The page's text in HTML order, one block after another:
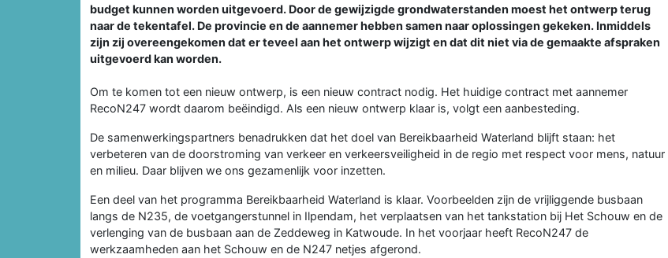
budget kunnen worden uitgevoerd. Door de gewijzigde grondwaterstanden moest het ontwerp terug
naar de tekentafel. De provincie en de aannemer hebben samen naar oplossingen gekeken. Inmiddels
zijn zij overeengekomen dat er teveel aan het ontwerp wijzigt en dat dit niet via de gemaakte afspraken
uitgevoerd kan worden.
Om te komen tot een nieuw ontwerp, is een nieuw contract nodig. Het huidige contract met aannemer
RecoN247 wordt daarom beëindigd. Als een nieuw ontwerp klaar is, volgt een aanbesteding.
De samenwerkingspartners benadrukken dat het doel van Bereikbaarheid Waterland blijft staan: het
verbeteren van de doorstroming van verkeer en verkeersveiligheid in de regio met respect voor mens, natuur
en milieu. Daar blijven we ons gezamenlijk voor inzetten.
Een deel van het programma Bereikbaarheid Waterland is klaar. Voorbeelden zijn de vrijliggende busbaan
langs de N235, de voetgangerstunnel in Ilpendam, het verplaatsen van het tankstation bij Het Schouw en de
verlenging van de busbaan aan de Zeddeweg in Katwoude. In het voorjaar heeft RecoN247 de
werkzaamheden aan het Schouw en de N247 netjes afgerond.